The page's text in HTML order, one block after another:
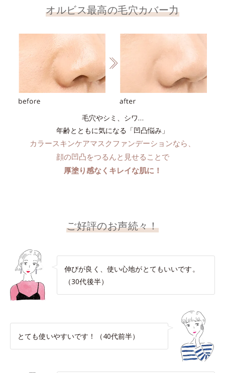
オルビス最高の毛穴カバー力
毛穴やシミ、シワ…
年齢とともに気になる「凹凸悩み」
カラースキンケアマスクファンデーションなら、
顔の凹凸をつるんと見せることで
厚塗り感なくキレイな肌に！
ご好評のお声続々！
伸びが良く、使い心地がとてもいいです。
（30代後半）
とても使いやすいです！（40代前半）